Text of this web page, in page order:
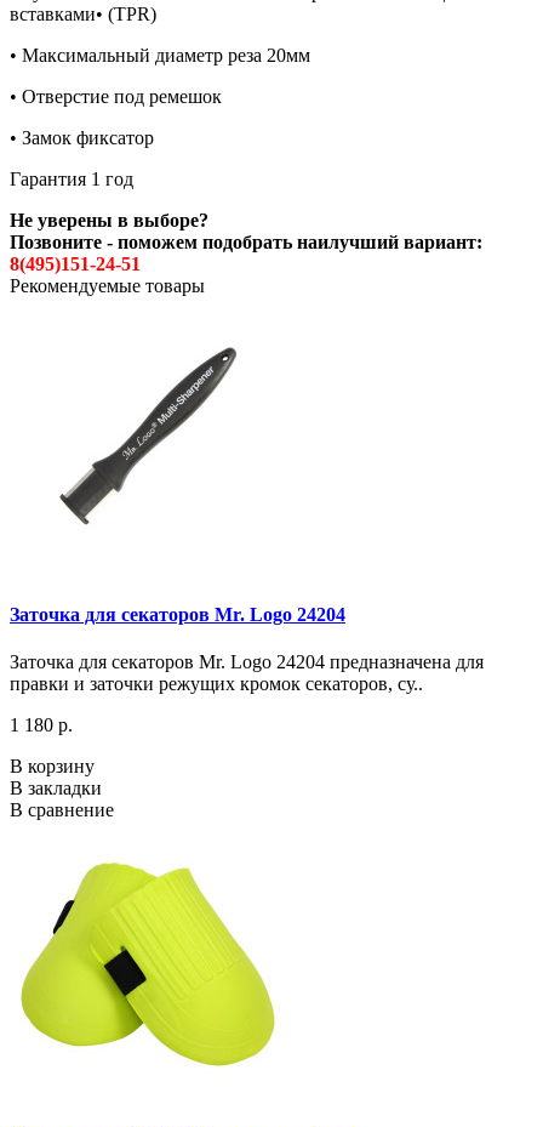
вставками• (TPR)
• Максимальный диаметр реза 20мм
• Отверстие под ремешок
• Замок фиксатор
Гарантия 1 год
Не уверены в выборе?
Позвоните - поможем подобрать наилучший вариант:
8(495)151-24-51
Рекомендуемые товары
Заточка для секаторов Mr. Logo 24204
Заточка для секаторов Mr. Logo 24204 предназначена для
правки и заточки режущих кромок секаторов, су..
1 180 р.
В корзину
В закладки
В сравнение